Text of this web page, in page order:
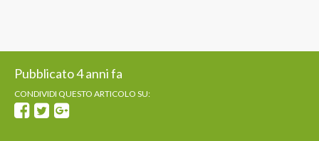
Pubblicato 4 anni fa
CONDIVIDI QUESTO ARTICOLO SU: